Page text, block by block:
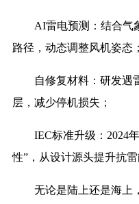
AI雷电预测：结合气
路径，动态调整风机姿态；
自修复材料：研发遇
层，减少停机损失；
IEC标准升级：2024
性”，从设计源头提升抗雷
无论是陆上还是海上